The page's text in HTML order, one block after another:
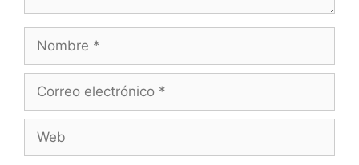
Nombre
Correo
Web